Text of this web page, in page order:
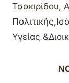
Τσακιρίδου,
Υγείας